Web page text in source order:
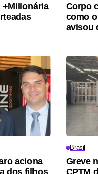
+Milionária
Corpo
como
avisou
aciona
dos filhos
Brasil
Greve
CPTM